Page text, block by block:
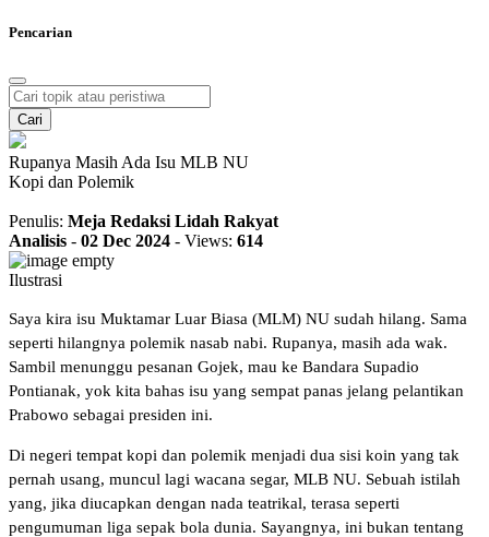
Pencarian
Cari
Rupanya Masih Ada Isu MLB NU
Kopi dan Polemik
Penulis: Meja Redaksi Lidah Rakyat
Analisis - 02 Dec 2024 - Views: 614
Ilustrasi
Saya kira isu Muktamar Luar Biasa (MLM) NU sudah hilang. Sama
seperti hilangnya polemik nasab nabi. Rupanya, masih ada wak.
Sambil menunggu pesanan Gojek, mau ke Bandara Supadio
Pontianak, yok kita bahas isu yang sempat panas jelang pelantikan
Prabowo sebagai presiden ini.
Di negeri tempat kopi dan polemik menjadi dua sisi koin yang tak
pernah usang, muncul lagi wacana segar, MLB NU. Sebuah istilah
yang, jika diucapkan dengan nada teatrikal, terasa seperti
pengumuman liga sepak bola dunia. Sayangnya, ini bukan tentang